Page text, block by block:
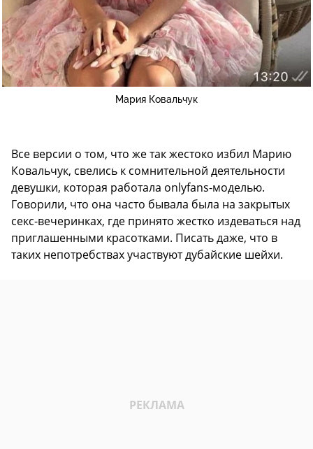
Мария Ковальчук
Все версии о том, что же так жестоко избил Марию
Ковальчук, свелись к сомнительной деятельности
девушки, которая работала onlyfans-моделью.
Говорили, что она часто бывала была на закрытых
секс-вечеринках, где принято жестко издеваться над
приглашенными красотками. Писать даже, что в
таких непотребствах участвуют дубайские шейхи.